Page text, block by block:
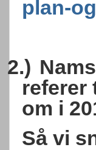
plan-
2.)
referer
om i
Så vi